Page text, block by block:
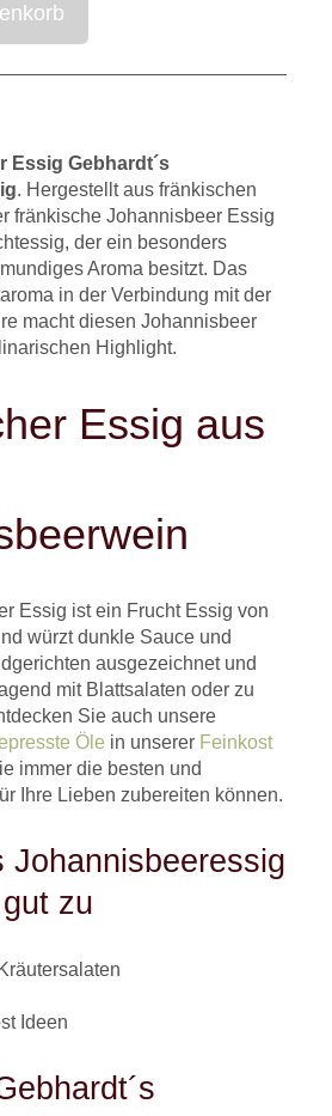
Essig Gebhardt´s
. Hergestellt aus fränkischen
fränkische Johannisbeer Essig
der ein besonders
Aroma besitzt. Das
in der Verbindung mit der
macht diesen Johannisbeer
Highlight.
Essig aus
Essig ist ein Frucht Essig von
würzt dunkle Sauce und
ausgezeichnet und
mit Blattsalaten oder zu
Sie auch unsere
Öle in unserer Feinkost
immer die besten und
Ihre Lieben zubereiten können.
Johannisbeeressig
zu
Ideen